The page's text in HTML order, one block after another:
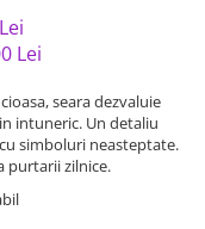
Lei
seara dezvaluie
intuneric. Un detaliu
simboluri neasteptate.
purtarii zilnice.